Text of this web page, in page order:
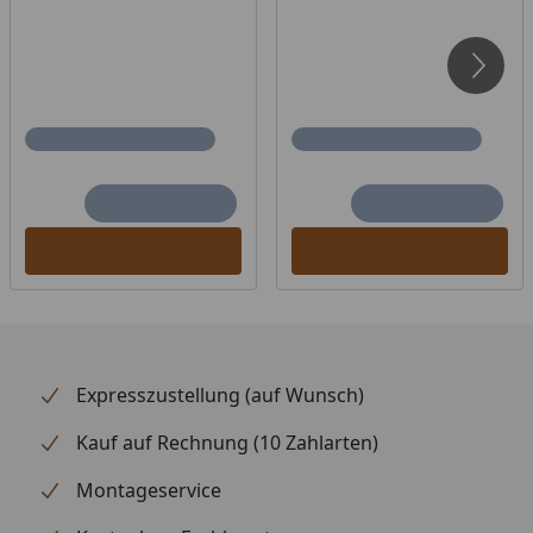
Einscheibensicherheitsglas
Lichtes Maß: ca. 173 x 64 cm
Lackierter Holzgriff
Magnetverschlusstechnik
Fenster
Mit 4 bodentiefen,
Fenster Außenmaße B 60,6 ×
Expresszustellung (auf Wunsch)
Kauf auf Rechnung (10 Zahlarten)
Montageservice